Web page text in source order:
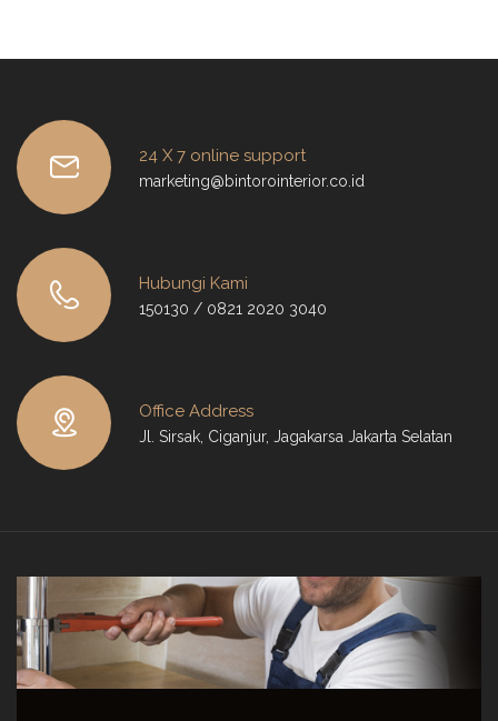
24 X 7 online support
marketing@bintorointerior.co.id
Hubungi Kami
150130 / 0821 2020 3040
Office Address
Jl. Sirsak, Ciganjur, Jagakarsa Jakarta Selatan